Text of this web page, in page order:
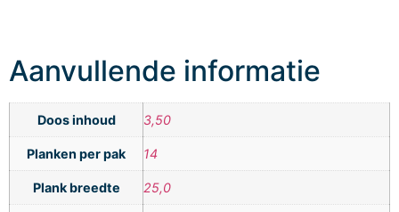
Aanvullende informatie
Doos inhoud 3,50
Planken per pak 14
Plank breedte 25,0